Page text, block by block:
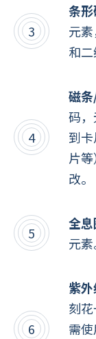
条
元
和
磁
码
到
片
改。
全
元
紫
刻
需